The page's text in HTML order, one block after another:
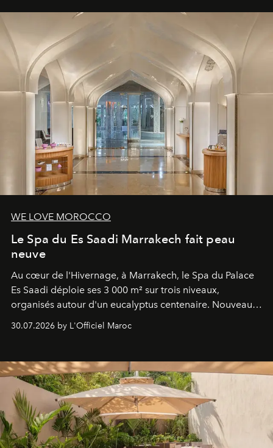
WE LOVE MOROCCO
Le Spa du Es Saadi Marrakech fait peau
neuve
Au cœur de l'Hivernage, à Marrakech, le Spa du Palace
Es Saadi déploie ses 3 000 m² sur trois niveaux,
organisés autour d'un eucalyptus centenaire. Nouveau
Lobby Bien-Être et Beauté, exclusivité mondiale en
neuro-cosmétique, parcours thermal et studio dédié au
entièreté, entre science des émotions et rituels
reposants.
30.07.2026 by L'Officiel Maroc